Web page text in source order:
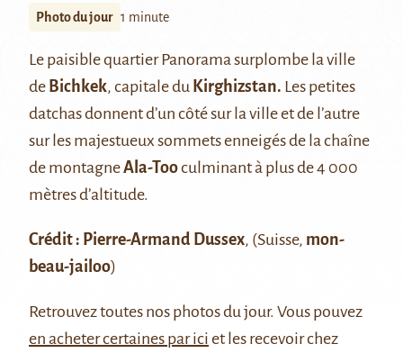
Photo du jour 1 minute
Le paisible quartier Panorama surplombe la ville
de Bichkek, capitale du Kirghizstan. Les petites
datchas donnent d’un côté sur la ville et de l’autre
sur les majestueux sommets enneigés de la chaîne
de montagneAla-Tooculminant à plus de 4 000
mètres d’altitude.
Crédit : Pierre-Armand Dussex, (Suisse, mon-
beau-jailoo)
Retrouveztoutes nos photos du jour. Vous pouvez
en acheter certaines par ici et les recevoir chez